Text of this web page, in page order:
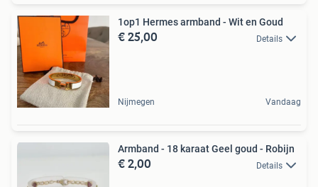
1op1 Hermes armband - Wit en Goud
€ 25,00 Details
Nijmegen Vandaag
Armband - 18 karaat Geel goud - Robijn
€ 2,00 Details